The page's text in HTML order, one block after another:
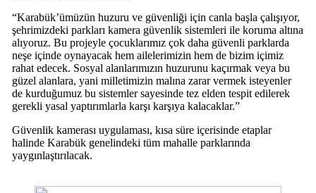
“Karabük’ümüzün huzuru ve güvenliği için canla başla çalışıyor,
şehrimizdeki parkları kamera güvenlik sistemleri ile koruma altına
alıyoruz. Bu projeyle çocuklarımız çok daha güvenli parklarda
neşe içinde oynayacak hem ailelerimizin hem de bizim içimiz
rahat edecek. Sosyal alanlarımızın huzurunu kaçırmak veya bu
güzel alanlara, yani milletimizin malına zarar vermek isteyenler
de kurduğumuz bu sistemler sayesinde tez elden tespit edilerek
gerekli yasal yaptırımlarla karşı karşıya kalacaklar.”
Güvenlik kamerası uygulaması, kısa süre içerisinde etaplar
halinde Karabük genelindeki tüm mahalle parklarında
yaygınlaştırılacak.